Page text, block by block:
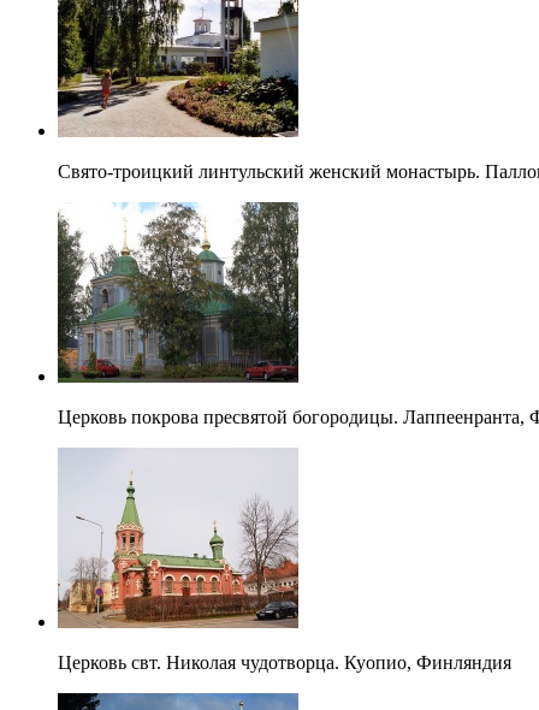
Свято-троицкий линтульский женский монастырь.
Церковь покрова пресвятой богородицы. Лаппеенранта,
Церковь свт. Николая чудотворца. Куопио, Финляндия